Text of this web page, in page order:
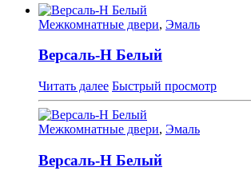
Межкомнатные двери, Эмаль
Версаль-Н Белый
Читать далее Быстрый просмотр
Межкомнатные двери, Эмаль
Версаль-Н Белый